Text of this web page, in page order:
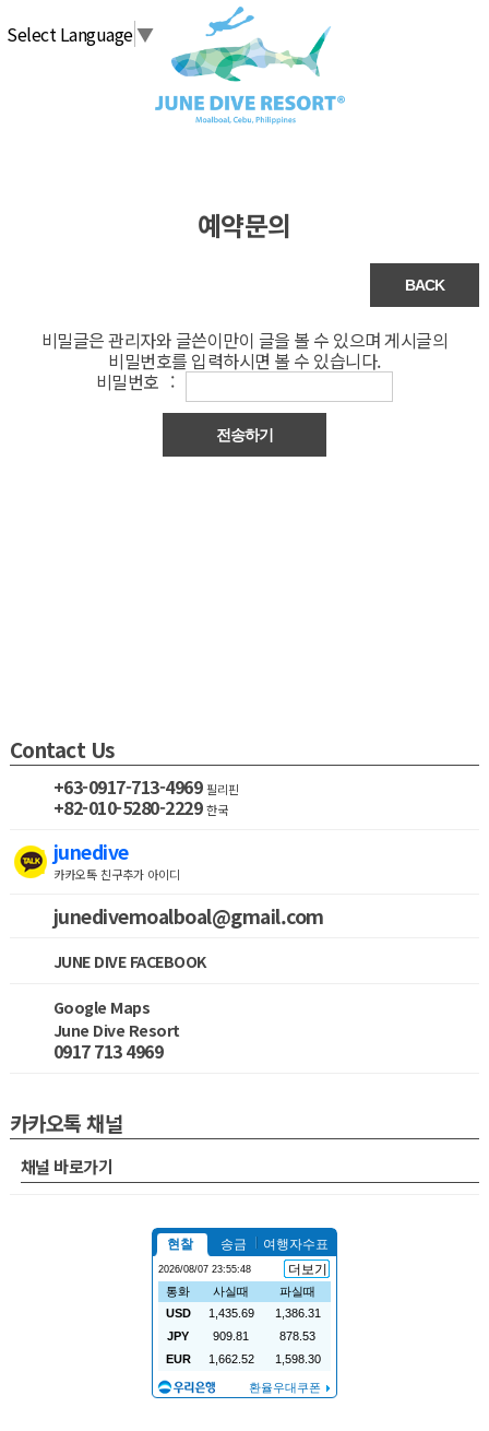
Select Language▼
예약문의
비밀글은 관리자와 글쓴이만이 글을 볼 수 있으며 게시글의
비밀번호를 입력하시면 볼 수 있습니다.
비밀번호 :
Contact Us
+63-0917-713-4969 필리핀
+82-010-5280-2229 한국
junedive
카카오톡 친구추가 아이디
junedivemoalboal@gmail.com
JUNE DIVE FACEBOOK
Google Maps
June Dive Resort
0917 713 4969
카카오톡 채널
채널 바로가기